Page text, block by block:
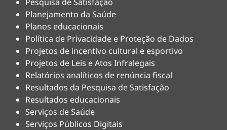
Planejamento da Saúde
Planos educacionais
Política de Privacidade e Proteção de Dados
Projetos de incentivo cultural e esportivo
Projetos de Leis e Atos Infralegais
Relatórios analíticos de renúncia fiscal
Resultados da Pesquisa de Satisfação
Resultados educacionais
Serviços de Saúde
Serviços Públicos Digitais